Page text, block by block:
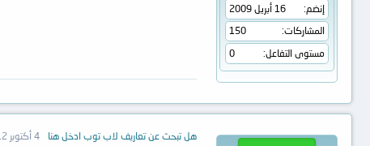
إنضم
16 أبريل 2009
المشاركات
150
مستوى التفاعل
0
هل تبحث عن تعاريف لاب توب ادخل هنا 4 أكتوبر 2012